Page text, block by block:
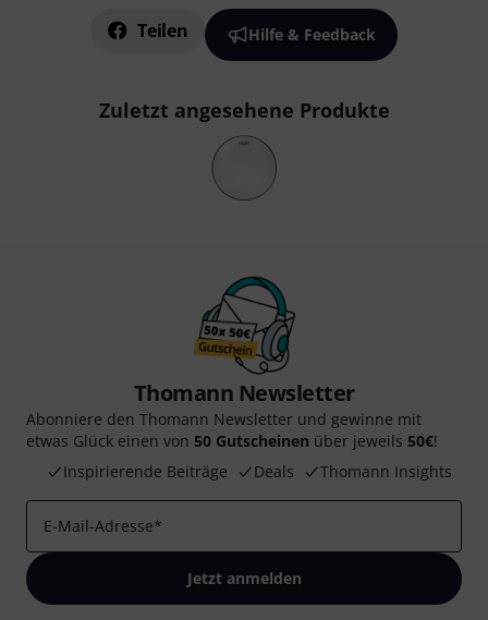
Teilen Hilfe & Feedback
Zuletzt angesehene Produkte
Thomann Newsletter
Abonniere den Thomann Newsletter und gewinne mit
etwas Glück einen von 50 Gutscheinen über jeweils 50€!
Inspirierende Beiträge
Deals Thomann Insights
E-Mail-Adresse*
Jetzt anmelden